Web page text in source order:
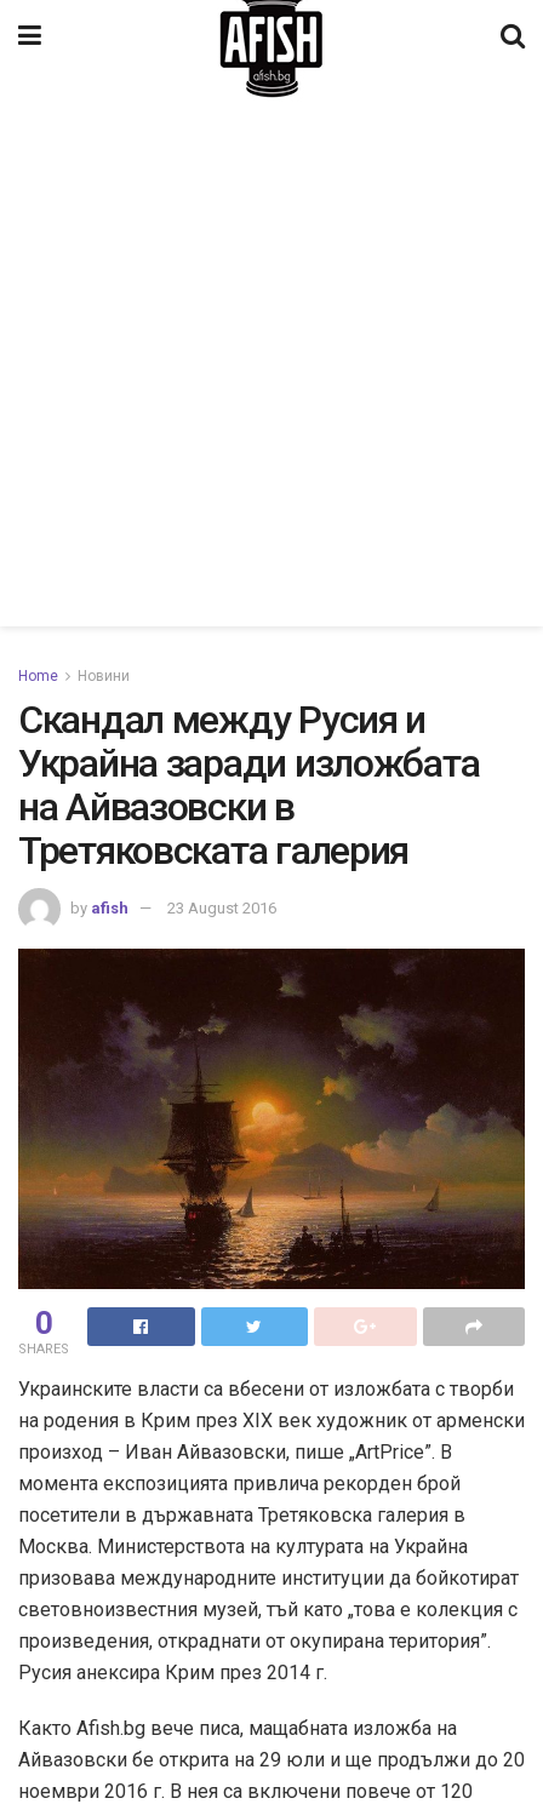
Home Новини
Скандал между Русия и
Украйна заради изложбата
на Айвазовски в
Третяковската галерия
by afish 23 August 2016
0
SHARES
Украинските власти са вбесени от изложбата с творби
на родения в Крим през XIX век художник от арменски
произход – Иван Айвазовски, пише „ArtPrice”. В
момента експозицията привлича рекорден брой
посетители в държавната Третяковска галерия в
Москва. Министерствота на културата на Украйна
призовава международните институции да бойкотират
световноизвестния музей, тъй като „това е колекция с
произведения, откраднати от окупирана територия”.
Русия анексира Крим през 2014 г.
Както Afish.bg вече писа, мащабната изложба на
Айвазовски бе открита на 29 юли и ще продължи до 20
ноември 2016 г. В нея са включени повече от 120